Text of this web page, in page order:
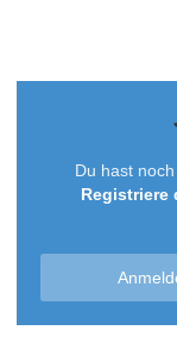
Du hast
Registriere